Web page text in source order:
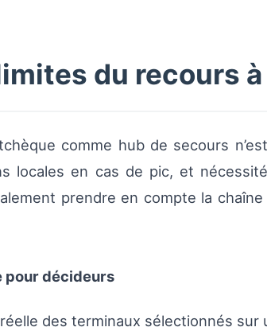
du recours
comme hub de secours
locales en cas de pic, et
prendre en compte la
pour décideurs
des terminaux sélectionnés sur